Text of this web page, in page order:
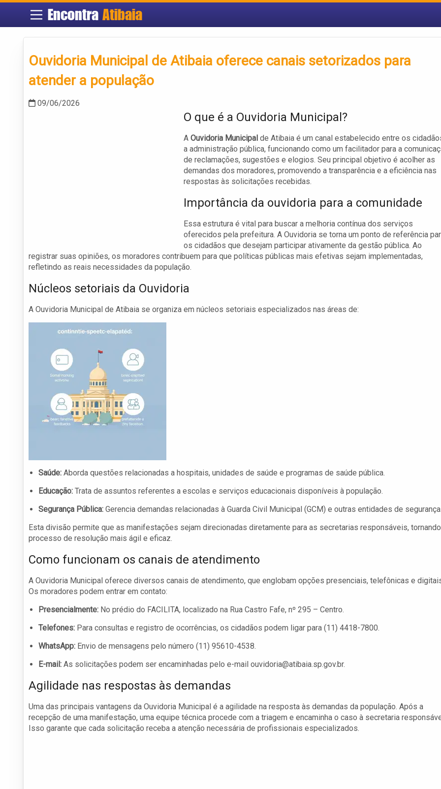
EncontraAtibaia
Ouvidoria Municipal de Atibaia oferece canais setorizados para
atender a população
09/06/2026
O que é a Ouvidoria Municipal?
A Ouvidoria Municipal de Atibaia é um canal estabelecido entre os
a administração pública, funcionando como um facilitador para a
de reclamações, sugestões e elogios. Seu principal objetivo é acolher as
demandas dos moradores, promovendo a transparência e a eficiência nas
respostas às solicitações recebidas.
Importância da ouvidoria para a comunidade
Essa estrutura é vital para buscar a melhoria contínua dos serviços
oferecidos pela prefeitura. A Ouvidoria se torna um ponto de referência
os cidadãos que desejam participar ativamente da gestão pública. Ao
registrar suas opiniões, os moradores contribuem para que políticas públicas mais efetivas sejam implementadas,
refletindo as reais necessidades da população.
Núcleos setoriais da Ouvidoria
A Ouvidoria Municipal de Atibaia se organiza em núcleos setoriais especializados nas áreas de:
Saúde: Aborda questões relacionadas a hospitais, unidades de saúde e programas de saúde pública.
Educação: Trata de assuntos referentes a escolas e serviços educacionais disponíveis à população.
Segurança Pública: Gerencia demandas relacionadas à Guarda Civil Municipal (GCM) e outras entidades de
Esta divisão permite que as manifestações sejam direcionadas diretamente para as secretarias responsáveis,
processo de resolução mais ágil e eficaz.
Como funcionam os canais de atendimento
A Ouvidoria Municipal oferece diversos canais de atendimento, que englobam opções presenciais, telefônicas e
Os moradores podem entrar em contato:
Presencialmente: No prédio do FACILITA, localizado na Rua Castro Fafe, nº 295 – Centro.
Telefones: Para consultas e registro de ocorrências, os cidadãos podem ligar para (11) 4418-7800.
WhatsApp: Envio de mensagens pelo número (11) 95610-4538.
E-mail: As solicitações podem ser encaminhadas pelo e-mail ouvidoria@atibaia.sp.gov.br.
Agilidade nas respostas às demandas
Uma das principais vantagens da Ouvidoria Municipal é a agilidade na resposta às demandas da população. Após a
recepção de uma manifestação, uma equipe técnica procede com a triagem e encaminha o caso à secretaria
Isso garante que cada solicitação receba a atenção necessária de profissionais especializados.